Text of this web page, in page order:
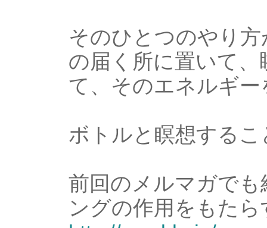
そのひとつのやり
の届く所に置いて
て、そのエネルギ
ボトルと瞑想する
前回のメルマガで
ングの作用をもた